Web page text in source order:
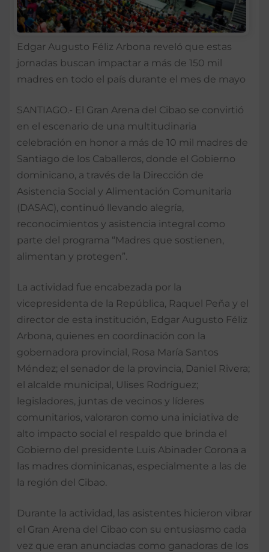
Edgar Augusto Féliz Arbona reveló que estas
jornadas buscan impactar a más de 150 mil
madres en todo el país durante el mes de mayo
SANTIAGO.- El Gran Arena del Cibao se convirtió
en el escenario de una multitudinaria
celebración en honor a más de 10 mil madres de
Santiago de los Caballeros, donde el Gobierno
dominicano, a través de la Dirección de
Asistencia Social y Alimentación Comunitaria
(DASAC), continuó llevando alegría,
reconocimientos y asistencia integral como
parte del programa “Madres que sostienen,
alimentan y protegen”.
La actividad fue encabezada por la
vicepresidenta de la República, Raquel Peña y el
director de esta institución, Edgar Augusto Féliz
Arbona, quienes en coordinación con la
gobernadora provincial, Rosa María Santos
Méndez; el senador de la provincia, Daniel Rivera;
el alcalde municipal, Ulises Rodríguez;
legisladores, juntas de vecinos y líderes
comunitarios, valoraron como una iniciativa de
alto impacto social el respaldo que brinda el
Gobierno del presidente Luis Abinader Corona a
las madres dominicanas, especialmente a las de
la región del Cibao.
Durante la actividad, las asistentes hicieron vibrar
el Gran Arena del Cibao con su entusiasmo cada
vez que eran anunciadas como ganadoras de los